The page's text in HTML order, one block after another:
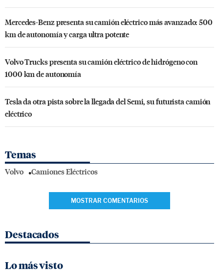
Mercedes-Benz presenta su camión eléctrico más avanzado: 500
km de autonomía y carga ultra potente
Volvo Trucks presenta su camión eléctrico de hidrógeno con
1000 km de autonomía
Tesla da otra pista sobre la llegada del Semi, su futurista camión
eléctrico
Temas
Volvo Camiones Eléctricos
MOSTRAR COMENTARIOS
Destacados
Lo más visto